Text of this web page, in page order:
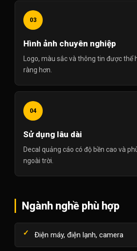
03
Hình ảnh chuyên nghiệp
Logo, màu sắc và thông tin được thể
ràng hơn.
04
Sử dụng lâu dài
Decal quảng cáo có độ bền cao và
ngoài trời.
Ngành nghề phù hợp
Điện máy, điện lạnh, camera